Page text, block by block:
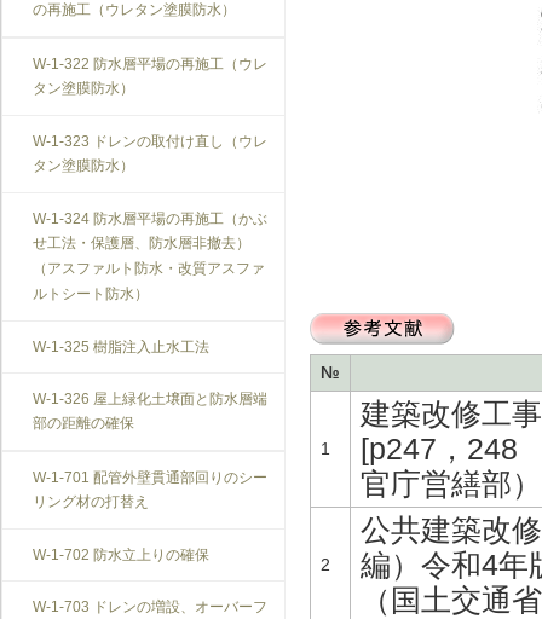
の再施工（ウレタン塗膜防水）
W-1-322 防水層平場の再施工（ウレ
タン塗膜防水）
W-1-323 ドレンの取付け直し（ウレ
タン塗膜防水）
W-1-324 防水層平場の再施工（かぶ
せ工法・保護層、防水層非撤去）
（アスファルト防水・改質アスファ
ルトシート防水）
W-1-325 樹脂注入止水工法
W-1-326 屋上緑化土壌面と防水層端
部の距離の確保
W-1-701 配管外壁貫通部回りのシー
リング材の打替え
W-1-702 防水立上りの確保
W-1-703 ドレンの増設、オーバーフ
№
1
建築改修工
[p247，248
官庁営繕部）
2
公共建築改
編）令和4年
（国土交通